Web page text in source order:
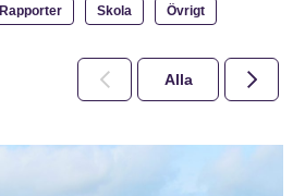
Rapporter Skola Övrigt
Alla 2026